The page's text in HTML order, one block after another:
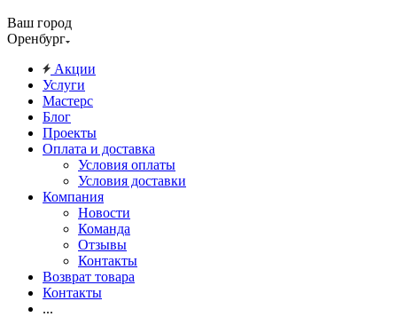
Ваш город
Оренбург
Акции
Услуги
Мастерс
Блог
Проекты
Оплата и доставка
Условия оплаты
Условия доставки
Компания
Новости
Команда
Отзывы
Контакты
Возврат товара
Контакты
...